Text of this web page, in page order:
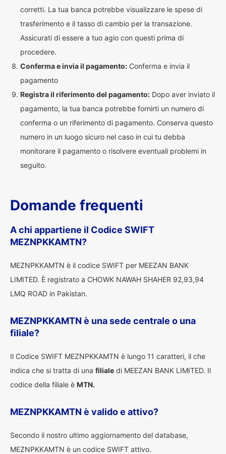
corretti. La tua banca potrebbe visualizzare le spese di
trasferimento e il tasso di cambio per la transazione.
Assicurati di essere a tuo agio con questi prima di
procedere.
Conferma e invia il pagamento: Conferma e invia il
pagamento
Registra il riferimento del pagamento: Dopo aver inviato il
pagamento, la tua banca potrebbe fornirti un numero di
conferma o un riferimento di pagamento. Conserva questo
numero in un luogo sicuro nel caso in cui tu debba
monitorare il pagamento o risolvere eventuali problemi in
seguito.
Domande frequenti
A chi appartiene il Codice SWIFT
MEZNPKKAMTN?
MEZNPKKAMTN è il codice SWIFT per MEEZAN BANK
LIMITED. È registrato a CHOWK NAWAH SHAHER 92,93,94
LMQ ROAD in Pakistan.
MEZNPKKAMTN è una sede centrale o una
filiale?
Il Codice SWIFT MEZNPKKAMTN è lungo 11 caratteri, il che
indica che si tratta di una filiale di MEEZAN BANK LIMITED. Il
codice della filiale è MTN.
MEZNPKKAMTN è valido e attivo?
Secondo il nostro ultimo aggiornamento del database,
MEZNPKKAMTN è un codice SWIFT attivo.